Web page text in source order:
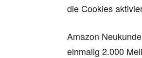
die Cookies
Amazon
einmalig 2.000